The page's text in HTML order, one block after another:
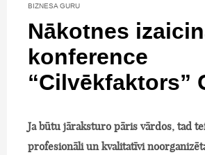
BIZNESA GURU
Nākotnes
konference
“Cilvēkfaktors”
Ja būtu jāraksturo pāris vārdos, tad
profesionāli un kvalitatīvi